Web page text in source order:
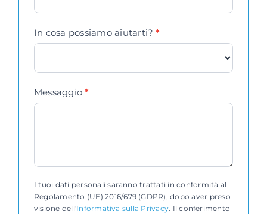
In cosa possiamo aiutarti?*
Messaggio*
I tuoi dati personali saranno trattati in conformità al
Regolamento (UE) 2016/679 (GDPR), dopo aver preso
visione dell'Informativa sulla Privacy. Il conferimento